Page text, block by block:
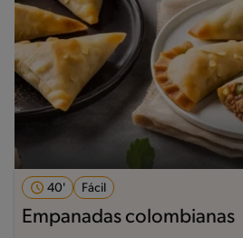
40' Fácil
Empanadas colombianas